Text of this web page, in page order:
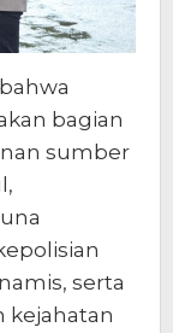
bagian
sumber
serta
kejahatan